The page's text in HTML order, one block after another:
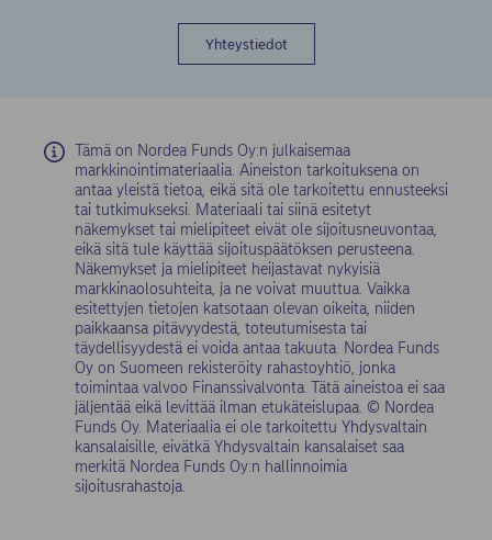
Yhteystiedot
Tämä on Nordea Funds Oy:n julkaisemaa
markkinointimateriaalia. Aineiston tarkoituksena on
antaa yleistä tietoa, eikä sitä ole tarkoitettu ennusteeksi
tai tutkimukseksi. Materiaali tai siinä esitetyt
näkemykset tai mielipiteet eivät ole sijoitusneuvontaa,
eikä sitä tule käyttää sijoituspäätöksen perusteena.
Näkemykset ja mielipiteet heijastavat nykyisiä
markkinaolosuhteita, ja ne voivat muuttua. Vaikka
esitettyjen tietojen katsotaan olevan oikeita, niiden
paikkaansa pitävyydestä, toteutumisesta tai
täydellisyydestä ei voida antaa takuuta. Nordea Funds
Oy on Suomeen rekisteröity rahastoyhtiö, jonka
toimintaa valvoo Finanssivalvonta. Tätä aineistoa ei saa
jäljentää eikä levittää ilman etukäteislupaa. © Nordea
Funds Oy. Materiaalia ei ole tarkoitettu Yhdysvaltain
kansalaisille, eivätkä Yhdysvaltain kansalaiset saa
merkitä Nordea Funds Oy:n hallinnoimia
sijoitusrahastoja.